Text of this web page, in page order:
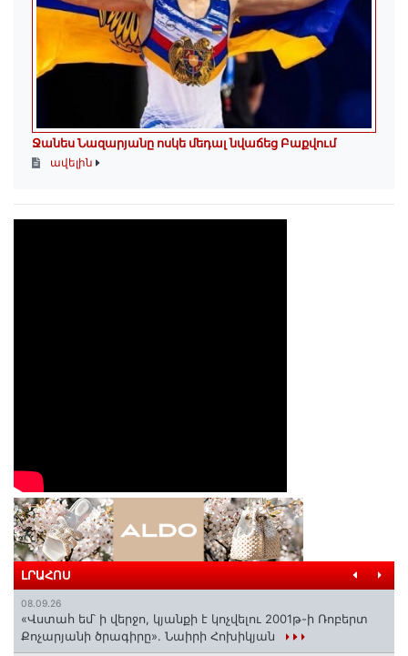
Ջանես Նազարյանը ոսկե մեդալ նվաճեց Բաքվում
ավելին
ԼՐԱՀՈՍ
08.09.26
«Վստահ եմ՝ ի վերջո, կյանքի է կոչվելու 2001թ-ի Ռոբերտ
Քոչարյանի ծրագիրը». Նաիրի Հոխիկյան